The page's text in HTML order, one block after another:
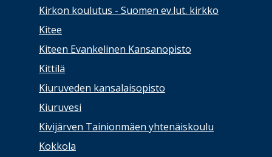
Kirkon koulutus - Suomen ev.lut. kirkko
Kitee
Kiteen Evankelinen Kansanopisto
Kittilä
Kiuruveden kansalaisopisto
Kiuruvesi
Kivijärven Tainionmäen yhtenäiskoulu
Kokkola